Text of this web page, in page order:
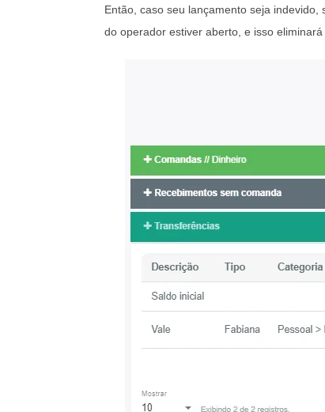
Então, caso seu lançamento seja
do operador estiver aberto, e isso eliminará